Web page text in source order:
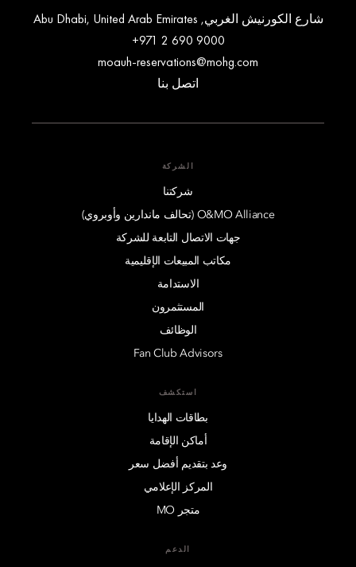
شارع الكورنيش الغربي, Abu Dhabi, United Arab Emirates
+971 2 690 9000
moauh-reservations@mohg.com
اتصل بنا
الشركة
شركتنا
O&MO Alliance (تحالف ماندارين وأوبروي)
جهات الاتصال التابعة للشركة
مكاتب المبيعات الإقليمية
الاستدامة
المستثمرون
الوظائف
Fan Club Advisors
استكشف
بطاقات الهدايا
أماكن الإقامة
وعد بتقديم أفضل سعر
المركز الإعلامي
متجر MO
الدعم